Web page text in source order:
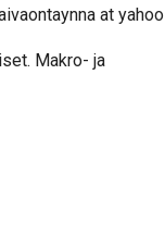
at yahoo
Makro- ja